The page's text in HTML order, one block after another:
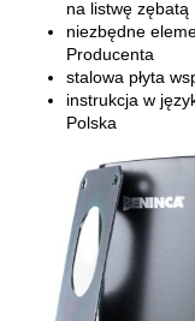
na listwę zębatą
niezbędne
Producenta
stalowa płyta
instrukcja w
Polska